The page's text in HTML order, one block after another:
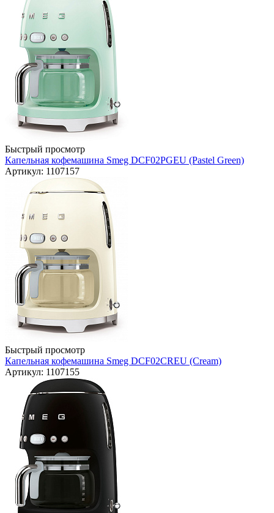
Быстрый просмотр
Капельная кофемашина Smeg DCF02PGEU (Pastel Green)
Артикул: 1107157
Быстрый просмотр
Капельная кофемашина Smeg DCF02CREU (Cream)
Артикул: 1107155